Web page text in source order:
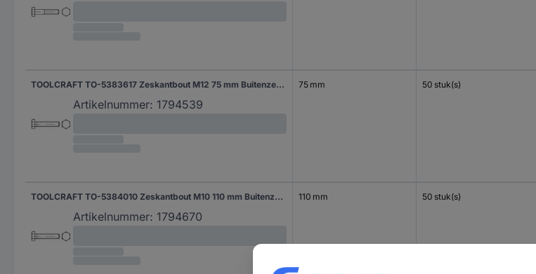
TOOLCRAFT TO-5383617 Zeskantbout M12 75 mm Buitenzeskant DIN 933 Staal Galvanisch verzinkt 50 stuk(s)
Artikelnummer: 1794539
75 mm 50 stuk(s)
TOOLCRAFT TO-5384010 Zeskantbout M10 110 mm Buitenzeskant DIN 933 Staal Thermisch verzinkt 50 stuk(s)
Artikelnummer: 1794670
110 mm 50 stuk(s)